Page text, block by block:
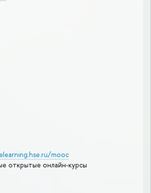
mooc
открытые онлайн-курсы